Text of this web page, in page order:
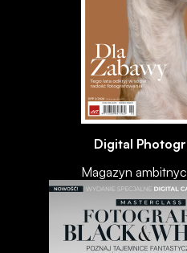
Digital
Magazyn